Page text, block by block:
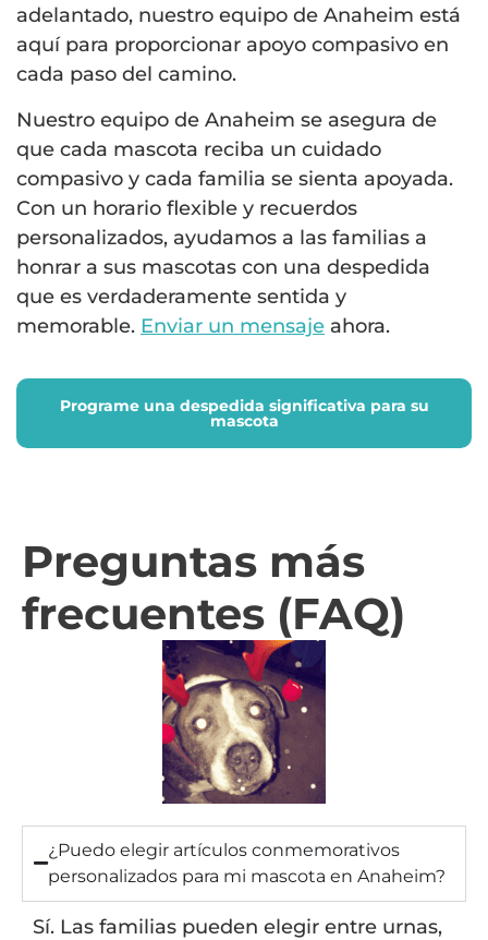
adelantado, nuestro equipo de Anaheim está
aquí para proporcionar apoyo compasivo en
cada paso del camino.
Nuestro equipo de Anaheim se asegura de
que cada mascota reciba un cuidado
compasivo y cada familia se sienta apoyada.
Con un horario flexible y recuerdos
personalizados, ayudamos a las familias a
honrar a sus mascotas con una despedida
que es verdaderamente sentida y
memorable. Enviar un mensaje ahora.
Programe una despedida significativa para su
mascota
Preguntas más
frecuentes (FAQ)
¿Puedo elegir artículos conmemorativos
personalizados para mi mascota en Anaheim?
Sí. Las familias pueden elegir entre urnas,